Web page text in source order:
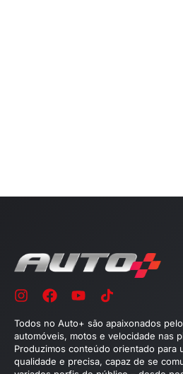
Todos no Auto+ são apaixonados
automóveis, motos e velocidade nas
Produzimos conteúdo orientado para
qualidade e precisa, capaz de se